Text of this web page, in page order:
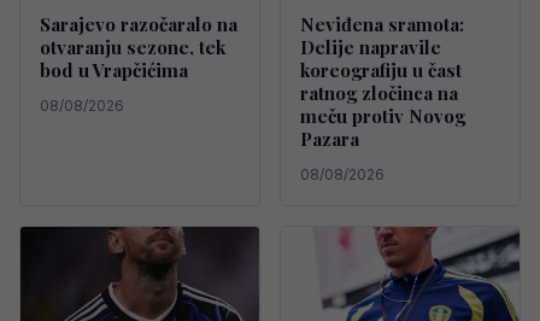
Sarajevo razočaralo na
otvaranju sezone, tek
bod u Vrapčićima
08/08/2026
Neviđena sramota:
Delije napravile
koreografiju u čast
ratnog zločinca na
meču protiv Novog
Pazara
08/08/2026